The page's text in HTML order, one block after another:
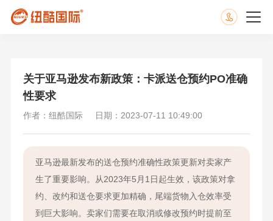
关于亚马逊发布新政策：卡派送仓预约PO准确
性要求
作者：纽酷国际 日期：2023-07-11 10:49:00
亚马逊最新发布的送仓预约准确性政策更新对卖家产
生了重要影响。从2023年5月1日起生效，该政策对拿
约、改约和送仓要求更加精确，尾端货物入仓效率受
到巨大影响。卖家们需要在取消或修改预约时提前至